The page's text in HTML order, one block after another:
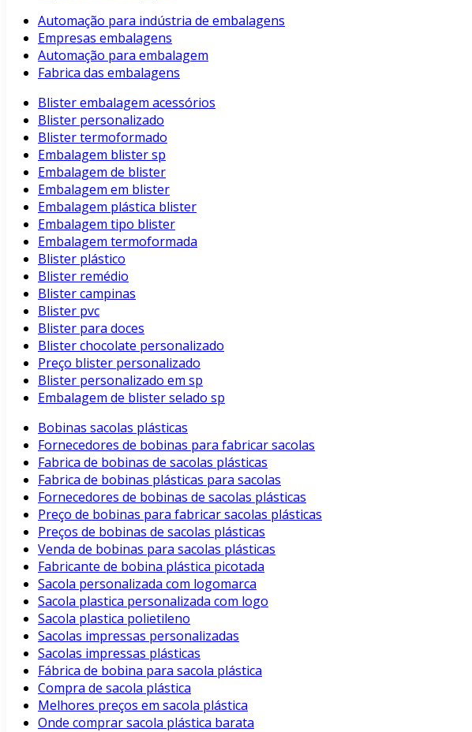
Automação para indústria de embalagens
Empresas embalagens
Automação para embalagem
Fabrica das embalagens
Blister embalagem acessórios
Blister personalizado
Blister termoformado
Embalagem blister sp
Embalagem de blister
Embalagem em blister
Embalagem plástica blister
Embalagem tipo blister
Embalagem termoformada
Blister plástico
Blister remédio
Blister campinas
Blister pvc
Blister para doces
Blister chocolate personalizado
Preço blister personalizado
Blister personalizado em sp
Embalagem de blister selado sp
Bobinas sacolas plásticas
Fornecedores de bobinas para fabricar sacolas
Fabrica de bobinas de sacolas plásticas
Fabrica de bobinas plásticas para sacolas
Fornecedores de bobinas de sacolas plásticas
Preço de bobinas para fabricar sacolas plásticas
Preços de bobinas de sacolas plásticas
Venda de bobinas para sacolas plásticas
Fabricante de bobina plástica picotada
Sacola personalizada com logomarca
Sacola plastica personalizada com logo
Sacola plastica polietileno
Sacolas impressas personalizadas
Sacolas impressas plásticas
Fábrica de bobina para sacola plástica
Compra de sacola plástica
Melhores preços em sacola plástica
Onde comprar sacola plástica barata